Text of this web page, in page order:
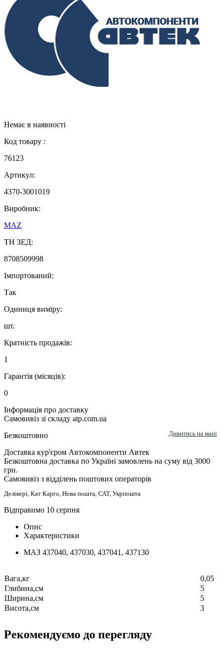
Немає в наявності
Код товару :
76123
Артикул:
4370-3001019
Виробник:
MAZ
ТН ЗЕД:
8708509998
Імпортований:
Так
Одиниця виміру:
шт.
Кратність продажів:
1
Гарантія (місяців):
0
Інформація про доставку
Самовивіз зі складу atp.com.ua
Безкоштовно
Дивитись на мапі
Доставка кур'єром Автокомпоненти Автек
Безкоштовна доставка по Україні замовлень на суму від 3000
грн.
Самовивіз з відділень поштових операторів
Делівері, Кат Карго, Нова пошта, САТ, Укрпошта
Відправимо 10 серпня
Опис
Характеристики
МАЗ 437040, 437030, 437041, 437130
Вага,кг
0,05
Глибина,см
5
Ширина,см
5
Висота,см
3
Рекомендуємо до перегляду